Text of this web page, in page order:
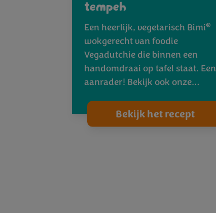
tempeh
Een heerlijk, vegetarisch Bimi®
wokgerecht van foodie
Vegadutchie die binnen een
handomdraai op tafel staat. Een
aanrader! Bekijk ook onze…
Bekijk het recept